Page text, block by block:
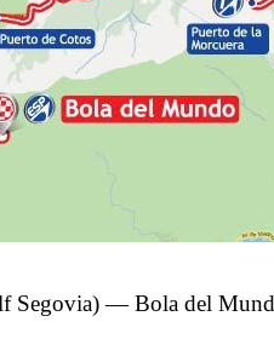
Segovia) — Bola del